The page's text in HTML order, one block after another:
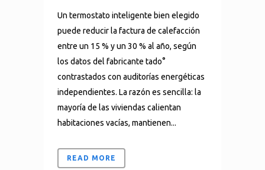
Un termostato inteligente bien elegido
puede reducir la factura de calefacción
entre un 15 % y un 30 % al año, según
los datos del fabricante tado°
contrastados con auditorías energéticas
independientes. La razón es sencilla: la
mayoría de las viviendas calientan
habitaciones vacías, mantienen...
READ MORE